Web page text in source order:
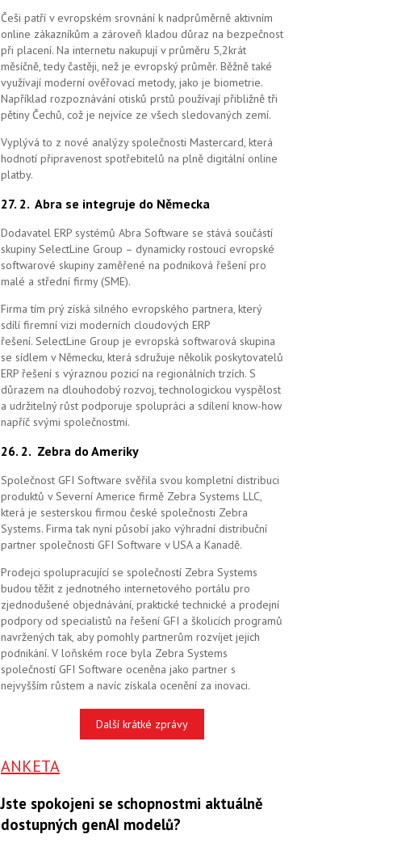
Češi patří v evropském srovnání k nadprůměrně aktivním
online zákazníkům a zároveň kladou důraz na bezpečnost
při placení. Na internetu nakupují v průměru 5,2krát
měsíčně, tedy častěji, než je evropský průměr. Běžně také
využívají moderní ověřovací metody, jako je biometrie.
Například rozpoznávání otisků prstů používají přibližně tři
pětiny Čechů, což je nejvíce ze všech sledovaných zemí.
Vyplývá to z nové analýzy společnosti Mastercard, která
hodnotí připravenost spotřebitelů na plně digitální online
platby.
27. 2. Abra se integruje do Německa
Dodavatel ERP systémů Abra Software se stává součástí
skupiny SelectLine Group – dynamicky rostoucí evropské
softwarové skupiny zaměřené na podniková řešení pro
malé a střední firmy (SME).
Firma tím prý získá silného evropského partnera, který
sdílí firemní vizi moderních cloudových ERP
řešení. SelectLine Group je evropská softwarová skupina
se sídlem v Německu, která sdružuje několik poskytovatelů
ERP řešení s výraznou pozicí na regionálních trzích. S
důrazem na dlouhodobý rozvoj, technologickou vyspělost
a udržitelný růst podporuje spolupráci a sdílení know-how
napříč svými společnostmi.
26. 2. Zebra do Ameriky
Společnost GFI Software svěřila svou kompletní distribuci
produktů v Severní Americe firmě Zebra Systems LLC,
která je sesterskou firmou české společnosti Zebra
Systems. Firma tak nyní působí jako výhradní distribuční
partner společnosti GFI Software v USA a Kanadě.
Prodejci spolupracující se společností Zebra Systems
budou těžit z jednotného internetového portálu pro
zjednodušené objednávání, praktické technické a prodejní
podpory od specialistů na řešení GFI a školicích programů
navržených tak, aby pomohly partnerům rozvíjet jejich
podnikání. V loňském roce byla Zebra Systems
společností GFI Software oceněna jako partner s
nejvyšším růstem a navíc získala ocenění za inovaci.
Další krátké zprávy
ANKETA
Jste spokojeni se schopnostmi aktuálně
dostupných genAI modelů?